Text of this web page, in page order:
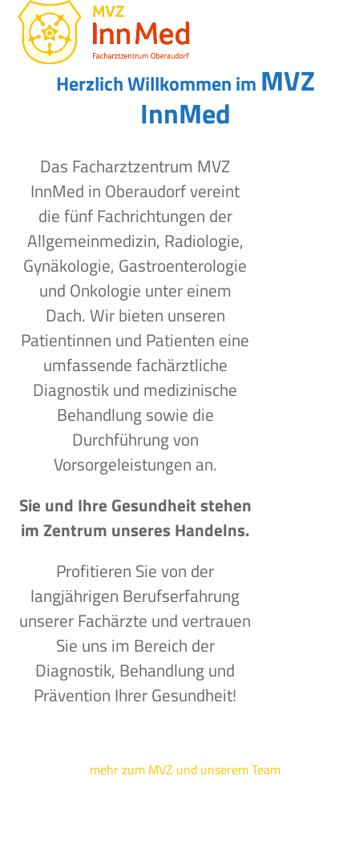
Skip
content
Open
mobile
menu
Close
mobile
menu
Herzlich Willkommen im MVZ
InnMed
Das Facharztzentrum MVZ
InnMed in Oberaudorf vereint
die fünf Fachrichtungen der
Allgemeinmedizin, Radiologie,
Gynäkologie, Gastroenterologie
und Onkologie unter einem
Dach. Wir bieten unseren
Patientinnen und Patienten eine
umfassende fachärztliche
Diagnostik und medizinische
Behandlung sowie die
Durchführung von
Vorsorgeleistungen an.
Sie und Ihre Gesundheit stehen
im Zentrum unseres Handelns.
Profitieren Sie von der
langjährigen Berufserfahrung
unserer Fachärzte und vertrauen
Sie uns im Bereich der
Diagnostik, Behandlung und
Prävention Ihrer Gesundheit!
mehr zum MVZ und unserem Team